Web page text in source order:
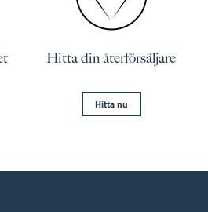
Hitta din återförsäljare
Hitta nu